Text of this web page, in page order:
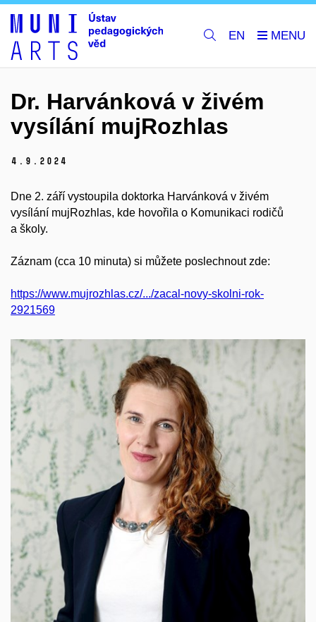
EN
Dr. Harvánková v živém
vysílání mujRozhlas
4. 9. 2024
Dne 2. září vystoupila doktorka Harvánková v živém
vysílání mujRozhlas, kde hovořila o Komunikaci rodičů
a školy.
Záznam (cca 10 minuta) si můžete poslechnout zde:
https://www.mujrozhlas.cz/.../zacal-novy-skolni-rok-
2921569